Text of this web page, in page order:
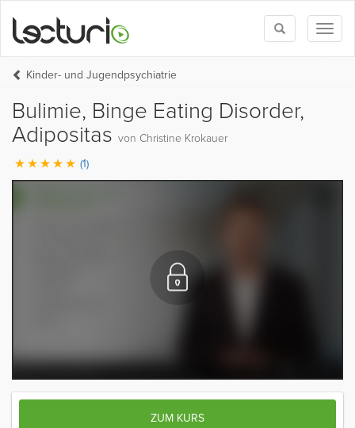
Toggle
search
Kinder- und Jugendpsychiatrie
Bulimie, Binge Eating Disorder,
Adipositas von Christine Krokauer
(1)
ZUM KURS